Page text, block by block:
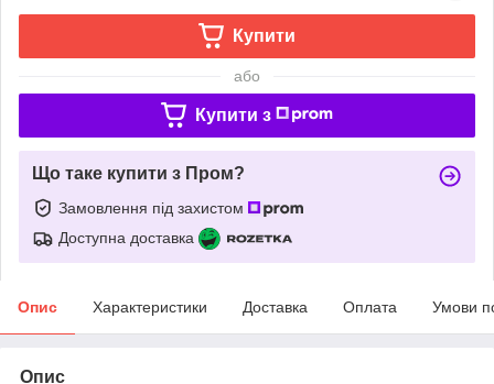
Купити
або
Купити з
Що таке купити з Пром?
Замовлення під захистом
Доступна доставка
Опис Характеристики Доставка Оплата Умови
Опис